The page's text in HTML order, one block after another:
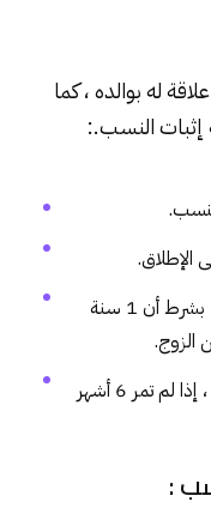
له بوالده ، كما
النسب.:
الإطلاق.
ويتم ذلك بالإضافة إلى سقوط هذه الدعوى ، بشرط أن 1 سنة
الزوج.
أيضا ، في حالة عدم وجود وثائق للزواج العرفي ، إذا لم تمر 6 أشهر
: